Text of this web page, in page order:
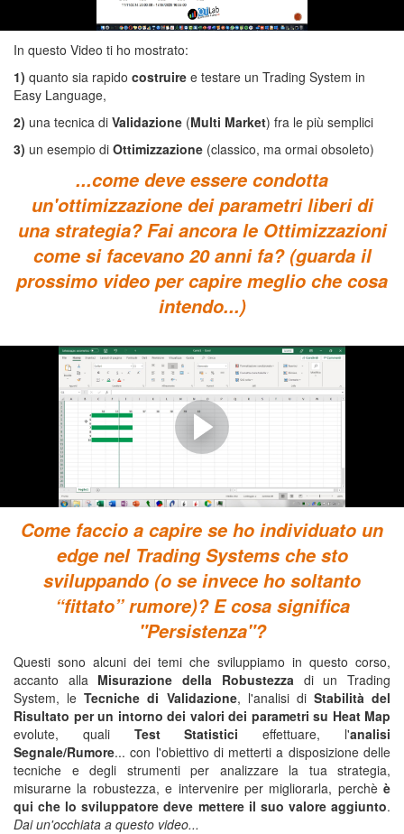
In questo Video ti ho mostrato:
1) quanto sia rapido costruire e testare un Trading System in
Easy Language,
2) una tecnica di Validazione (Multi Market) fra le più semplici
3) un esempio di Ottimizzazione (classico, ma ormai obsoleto)
...come deve essere condotta
un'ottimizzazione dei parametri liberi di
una strategia? Fai ancora le Ottimizzazioni
come si facevano 20 anni fa? (guarda il
prossimo video per capire meglio che cosa
intendo...)
COME DEVE ESSERE
CONDOTTA
UN'OTTIMIZZAZIONE
Come faccio a capire se ho individuato un
edge nel Trading Systems che sto
sviluppando (o se invece ho soltanto
“fittato” rumore)?E cosa significa
"Persistenza"?
Questi sono alcuni dei temi che sviluppiamo in questo corso,
accanto alla Misurazione della Robustezzadi un Trading
System, leTecniche di Validazione, l'analisi di Stabilità del
Risultato per un intorno dei valori dei parametri su Heat Map
evolute, quali Test Statistici effettuare, l'analisi
Segnale/Rumore... con l'obiettivo di metterti a disposizione delle
tecniche e degli strumenti per analizzare la tua strategia,
misurarne la robustezza, e intervenire per migliorarla, perchè è
qui che lo sviluppatore deve mettere il suo valore aggiunto.
Dai un'occhiata a questo video...